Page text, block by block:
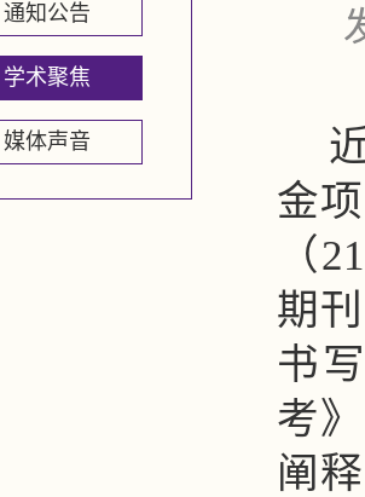
通知公告
学术聚焦
媒体声音
金
（
期
书
考
阐